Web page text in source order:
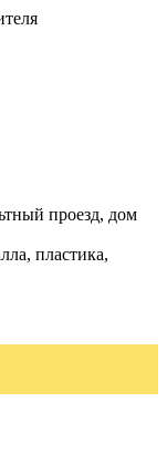
проезд, дом
пластика,